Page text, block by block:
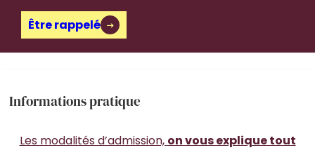
Être rappelé
Informations pratique
Les modalités d’admission, on vous explique tout